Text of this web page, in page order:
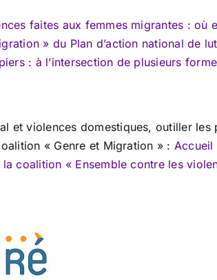
faites aux femmes migrantes : où
» du Plan d’action national de
: à l’intersection de plusieurs
et violences domestiques, outiller
« Genre et Migration » : Accueil
coalition « Ensemble contre les